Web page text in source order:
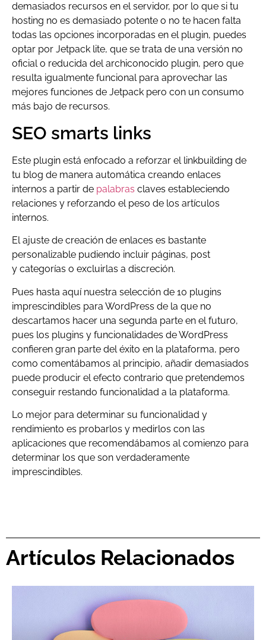
demasiados recursos en el servidor, por lo que si tu
hosting no es demasiado potente o no te hacen falta
todas las opciones incorporadas en el plugin, puedes
optar por Jetpack lite, que se trata de una versión no
oficial o reducida del archiconocido plugin, pero que
resulta igualmente funcional para aprovechar las
mejores funciones de Jetpack pero con un consumo
más bajo de recursos.
SEO smarts links
Este plugin está enfocado a reforzar el linkbuilding de
tu blog de manera automática creando enlaces
internos a partir de palabras claves estableciendo
relaciones y reforzando el peso de los artículos
internos.
El ajuste de creación de enlaces es bastante
personalizable pudiendo incluir páginas, post
y categorías o excluirlas a discreción.
Pues hasta aquí nuestra selección de 10 plugins
imprescindibles para WordPress de la que no
descartamos hacer una segunda parte en el futuro,
pues los plugins y funcionalidades de WordPress
confieren gran parte del éxito en la plataforma, pero
como comentábamos al principio, añadir demasiados
puede producir el efecto contrario que pretendemos
conseguir restando funcionalidad a la plataforma.
Lo mejor para determinar su funcionalidad y
rendimiento es probarlos y medirlos con las
aplicaciones que recomendábamos al comienzo para
determinar los que son verdaderamente
imprescindibles.
Artículos Relacionados